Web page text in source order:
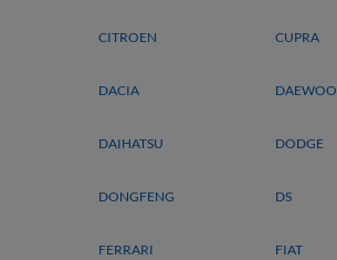
CITROEN CUPRA
DACIA DAEWOO
DAIHATSU DODGE
DONGFENG DS
FERRARI FIAT